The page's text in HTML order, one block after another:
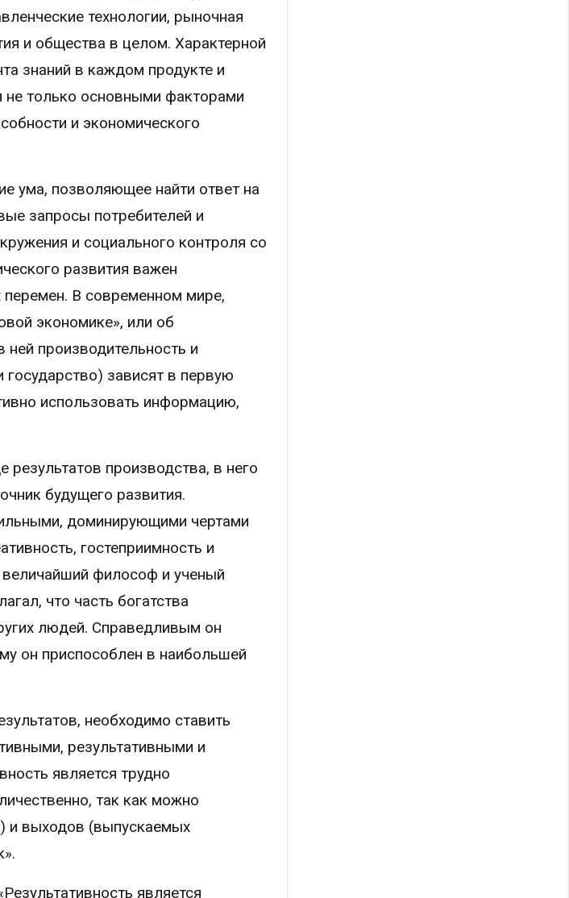
технологии, рыночная
и общества в целом. Характерной
знаний в каждом продукте и
не только основными факторами
и экономического
ума, позволяющее найти ответ на
запросы потребителей и
и социального контроля со
развития важен
перемен. В современном мире,
экономике», или об
производительность и
зависят в первую
использовать информацию,
результатов производства, в него
будущего развития.
доминирующими чертами
гостеприимность и
величайший философ и ученый
что часть богатства
людей. Справедливым он
он приспособлен в наибольшей
необходимо ставить
результативными и
является трудно
так как можно
и выходов (выпускаемых
является